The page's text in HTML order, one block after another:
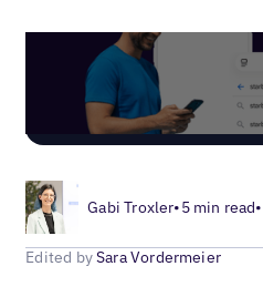
Gabi Troxler•5 min read•
Edited bySara Vordermeier